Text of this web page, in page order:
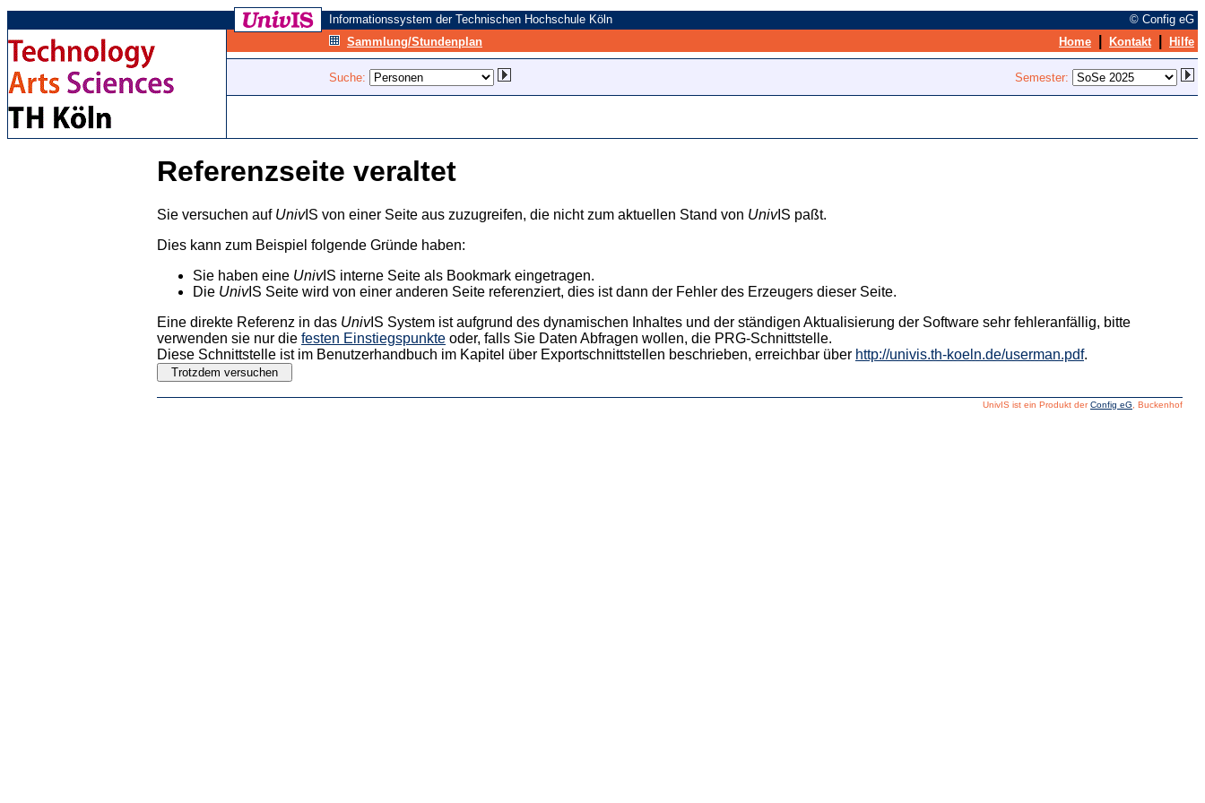
Informationssystem der Technischen Hochschule Köln
© Config eG
Sammlung/Stundenplan
Home Kontakt Hilfe
Suche: Semester:
Referenzseite veraltet
Sie versuchen auf UnivIS von einer Seite aus zuzugreifen, die nicht zum aktuellen Stand von UnivIS paßt.
Dies kann zum Beispiel folgende Gründe haben:
Sie haben eine UnivIS interne Seite als Bookmark eingetragen.
Die UnivIS Seite wird von einer anderen Seite referenziert, dies ist dann der Fehler des Erzeugers dieser Seite.
Eine direkte Referenz in das UnivIS System ist aufgrund des dynamischen Inhaltes und der ständigen Aktualisierung der Software sehr fehleranfällig, bitte
verwenden sie nur die festen Einstiegspunkte oder, falls Sie Daten Abfragen wollen, die PRG-Schnittstelle.
Diese Schnittstelle ist im Benutzerhandbuch im Kapitel über Exportschnittstellen beschrieben, erreichbar über http://univis.th-koeln.de/userman.pdf.
UnivIS ist ein Produkt derConfig eG , Buckenhof